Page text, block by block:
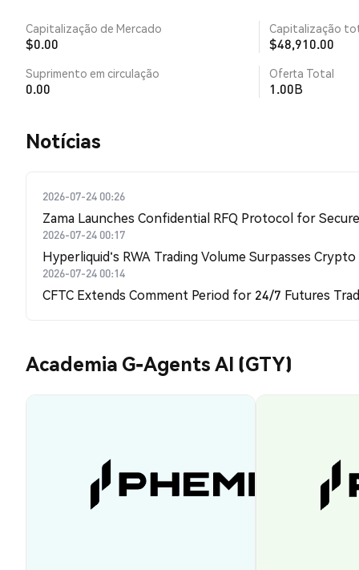
Capitalização de Mercado
$0.00
Capitalização
$48,910.00
Suprimento em circulação
0.00
Oferta Total
1.00B
​​Notícias​​
2026-07-24 00:26
Zama Launches Confidential RFQ Protocol for
2026-07-24 00:17
Hyperliquid's RWA Trading Volume Surpasses
2026-07-24 00:14
CFTC Extends Comment Period for 24/7 Futures
Academia G-Agents AI (GTY)